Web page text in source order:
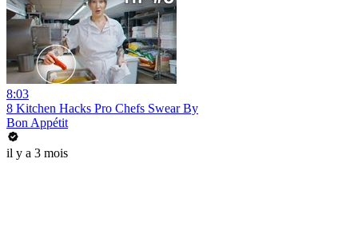
8:03
8 Kitchen Hacks Pro Chefs Swear By
Bon Appétit
il y a 3 mois